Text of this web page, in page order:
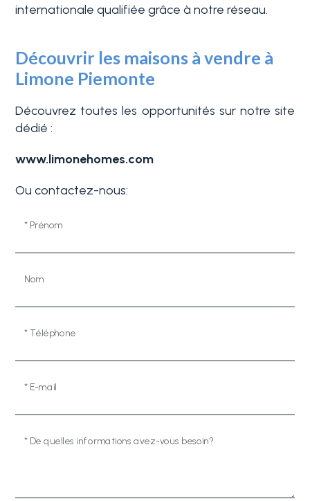
internationale qualifiée grâce à notre réseau.
Découvrir les maisons à vendre à
Limone Piemonte
Découvrez toutes les opportunités sur notre site
dédié :
www.limonehomes.com
Ou contactez-nous:
* Prénom
Nom
* Téléphone
* E-mail
* De quelles informations avez-vous besoin?